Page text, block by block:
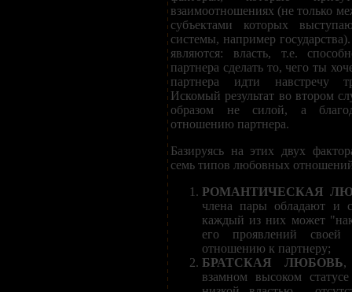
взаимоотношениях (не только
субъектами которых
системы, например
являются: власть, т.е.
партнера сделать то, чего ты
партнера идти навстречу
Искомый результат во втором
образом не силой, а
отношению партнера.
Базируясь на этих двух
семь типов любовных
РОМАНТИЧЕСКАЯ
члена пары обладают и
каждый из них может
его проявлений
отношению к партнеру;
БРАТСКАЯ ЛЮБОВЬ,
взамном высоком